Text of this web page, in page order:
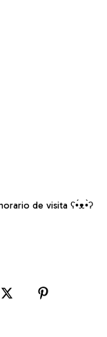
de visita ʕ•́ᴥ•̀ʔ